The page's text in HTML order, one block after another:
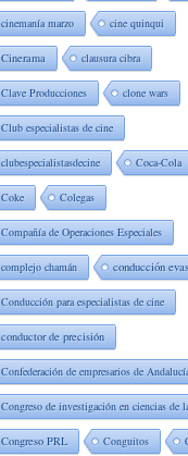
cinemanía marzo cine quinqui
Cinerama clausura cibra
Clave Producciones clone wars
Club especialistas de cine
clubespecialistasdecine Coca-Cola
Coke Colegas
Compañía de Operaciones Especiales
complejo chamán conducción
Conducción para especialistas de cine
conductor de precisión
Confederación de empresarios de
Congreso de investigación en ciencias de
Congreso PRL Conguitos